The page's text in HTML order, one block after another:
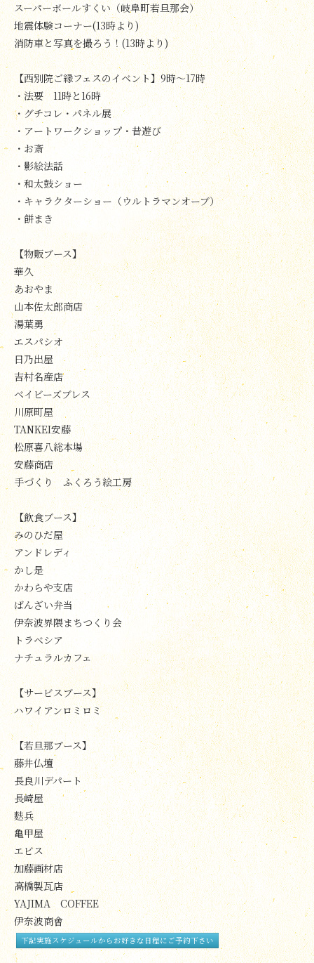
スーパーボールすくい（岐阜町若旦那会）
地震体験コーナー(13時より)
消防車と写真を撮ろう！(13時より)
【西別院ご縁フェスのイベント】9時～17時
・法要 11時と16時
・グチコレ・パネル展
・アートワークショップ・昔遊び
・お斎
・影絵法話
・和太鼓ショー
・キャラクターショー（ウルトラマンオーブ）
・餅まき
【物販ブース】
華久
あおやま
山本佐太郎商店
湯葉勇
エスパシオ
日乃出屋
吉村名産店
ベイビーズブレス
川原町屋
TANKEI安藤
松原喜八総本場
安藤商店
手づくり ふくろう絵工房
【飲食ブース】
みのひだ屋
アンドレディ
かし是
かわらや支店
ばんざい弁当
伊奈波界隈まちつくり会
トラベシア
ナチュラルカフェ
【サービスブース】
ハワイアンロミロミ
【若旦那ブース】
藤井仏壇
長良川デパート
長崎屋
麩兵
亀甲屋
エビス
加藤画材店
高橋製瓦店
YAJIMA COFFEE
伊奈波商會
下記実施スケジュールからお好きな日程にご予約下さい